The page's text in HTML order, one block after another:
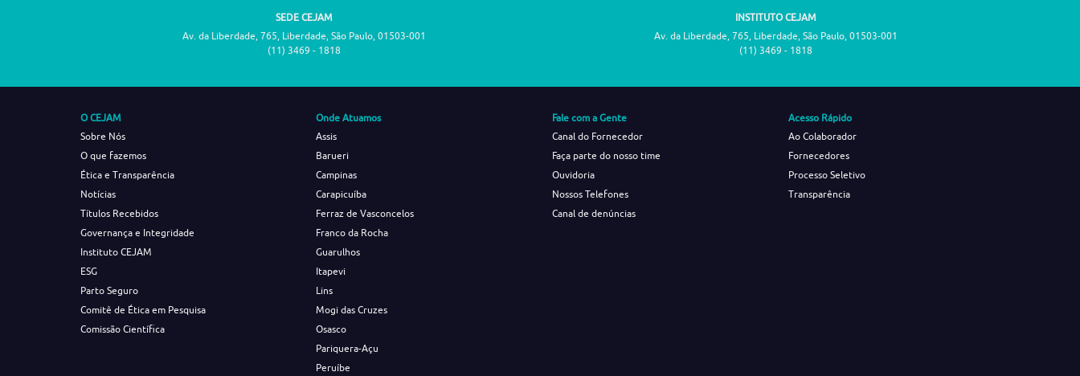
SEDE CEJAM
Av. da Liberdade, 765, Liberdade, São Paulo, 01503-001
(11) 3469 - 1818
INSTITUTO CEJAM
Av. da Liberdade, 765, Liberdade, São Paulo, 01503-001
(11) 3469 - 1818
O CEJAM
Sobre Nós
O que fazemos
Ética e Transparência
Notícias
Títulos Recebidos
Governança e Integridade
Instituto CEJAM
ESG
Parto Seguro
Comitê de Ética em Pesquisa
Comissão Científica
Onde Atuamos
Assis
Barueri
Campinas
Carapicuíba
Ferraz de Vasconcelos
Franco da Rocha
Guarulhos
Itapevi
Lins
Mogi das Cruzes
Osasco
Pariquera-Açu
Peruíbe
Fale com a Gente
Canal do Fornecedor
Faça parte do nosso time
Ouvidoria
Nossos Telefones
Canal de denúncias
Acesso Rápido
Ao Colaborador
Fornecedores
Processo Seletivo
Transparência